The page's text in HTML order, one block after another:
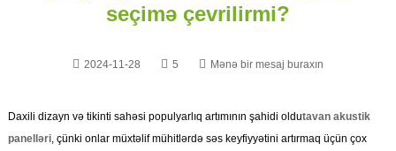
seçimə çevrilirmi?
2024-11-28 5 Mənə bir mesaj buraxın
Daxili dizayn və tikinti sahəsi populyarlıq artımının şahidi oldutavan akustik
panelləri, çünki onlar müxtəlif mühitlərdə səs keyfiyyətini artırmaq üçün çox